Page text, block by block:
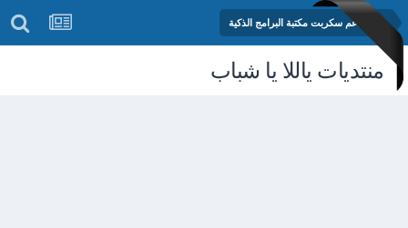
منتدى دعم سكربت مكتبة البرامج الذكية
منتديات ياللا يا شباب